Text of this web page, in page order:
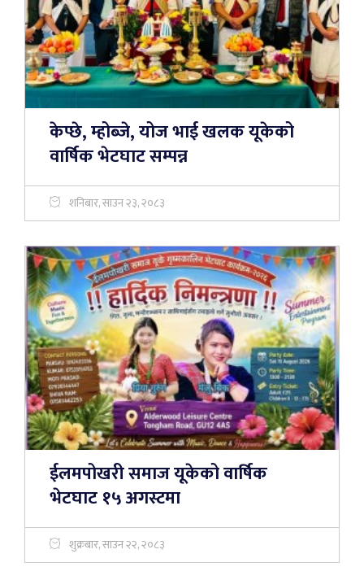
केप्छे, म्होब्जे, योज भाई खलक यूकेको
वार्षिक भेटघाट सम्पन्न
शनिबार, साउन २३, २०८३
ईलमपोखरी समाज यूकेको वार्षिक
भेटघाट १५ अगस्टमा
शुक्रबार, साउन २२, २०८३